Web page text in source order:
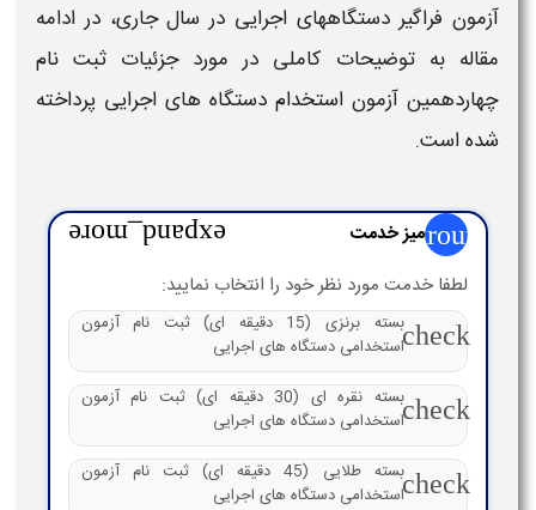
آزمون فراگیر دستگاههای اجرایی در سال جاری، در ادامه
مقاله به توضیحات کاملی در مورد جزئیات ثبت نام
چهاردهمین آزمون استخدام دستگاه های اجرایی پرداخته
شده است.
groupمیز خدمت expand_more
لطفا خدمت مورد نظر خود را انتخاب نمایید:
check
بسته برنزی (15 دقیقه ای) ثبت نام آزمون
استخدامی دستگاه های اجرایی
check
بسته نقره ای (30 دقیقه ای) ثبت نام آزمون
استخدامی دستگاه های اجرایی
check
بسته طلایی (45 دقیقه ای) ثبت نام آزمون
استخدامی دستگاه های اجرایی